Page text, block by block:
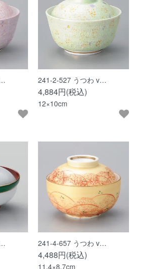
241-2-527 うつわ v…
4,884円(税込)
12×10cm
241-4-657 うつわ v…
4,488円(税込)
11.4×8.7cm